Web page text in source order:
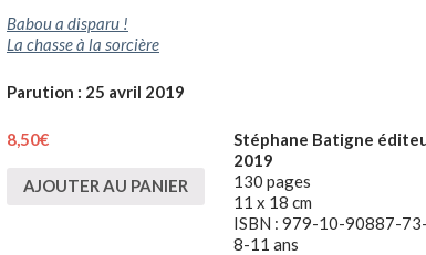
Babou a disparu !
La chasse à la sorcière
Parution : 25 avril 2019
8,50€
AJOUTER AU PANIER
Stéphane Batigne
2019
130 pages
11 x 18 cm
ISBN : 979-10-90887-
8-11 ans